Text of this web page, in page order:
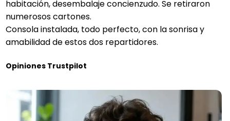
habitación, desembalaje concienzudo. Se retiraron
numerosos cartones.
Consola instalada, todo perfecto, con la sonrisa y
amabilidad de estos dos repartidores.
Opiniones Trustpilot